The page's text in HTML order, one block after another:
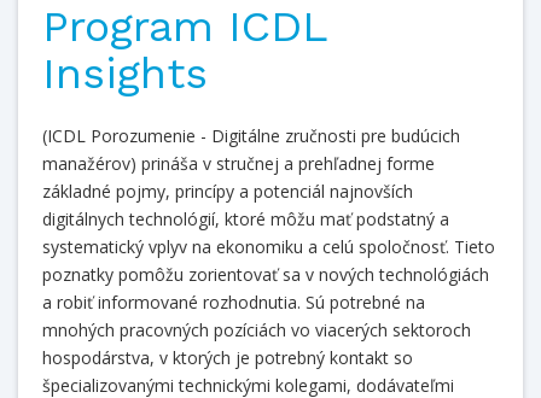
Program ICDL
Insights
(ICDL Porozumenie - Digitálne zručnosti pre budúcich
manažérov) prináša v stručnej a prehľadnej forme
základné pojmy, princípy a potenciál najnovších
digitálnych technológií, ktoré môžu mať podstatný a
systematický vplyv na ekonomiku a celú spoločnosť. Tieto
poznatky pomôžu zorientovať sa v nových technológiách
a robiť informované rozhodnutia. Sú potrebné na
mnohých pracovných pozíciách vo viacerých sektoroch
hospodárstva, v ktorých je potrebný kontakt so
špecializovanými technickými kolegami, dodávateľmi